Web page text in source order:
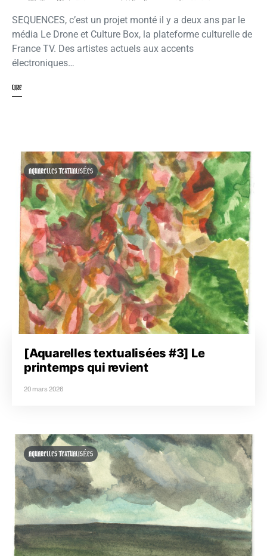
SEQUENCES, c’est un projet monté il y a deux ans par le
média Le Drone et Culture Box, la plateforme culturelle de
France TV. Des artistes actuels aux accents
électroniques…
LIRE
AQUARELLES TEXTUALISÉES
[Aquarelles textualisées #3] Le
printemps qui revient
20 mars 2026
AQUARELLES TEXTUALISÉES